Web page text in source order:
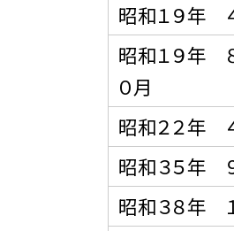
昭和１９年
昭和１９年
０月
昭和２２年
昭和３５年
昭和３８年